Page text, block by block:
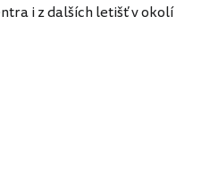
i z dalších letišť v okolí